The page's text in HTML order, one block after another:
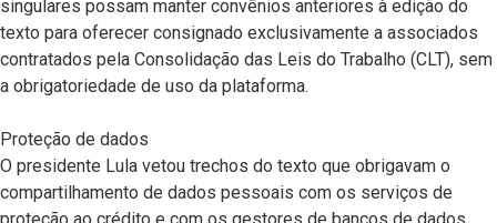
singulares possam manter convênios anteriores à edição do
texto para oferecer consignado exclusivamente a associados
contratados pela Consolidação das Leis do Trabalho (CLT), sem
a obrigatoriedade de uso da plataforma.
Proteção de dados
O presidente Lula vetou trechos do texto que obrigavam o
compartilhamento de dados pessoais com os serviços de